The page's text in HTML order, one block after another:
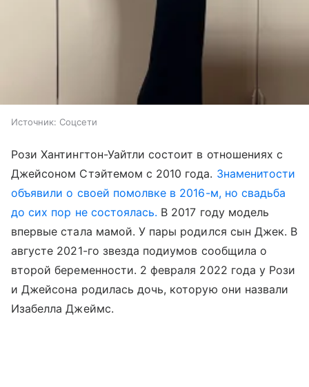
Источник: Соцсети
Рози Хантингтон-Уайтли состоит в отношениях с
Джейсоном Стэйтемом с 2010 года. Знаменитости
объявили о своей помолвке в 2016-м, но свадьба
до сих пор не состоялась. В 2017 году модель
впервые стала мамой. У пары родился сын Джек. В
августе 2021-го звезда подиумов сообщила о
второй беременности. 2 февраля 2022 года у Рози
и Джейсона родилась дочь, которую они назвали
Изабелла Джеймс.